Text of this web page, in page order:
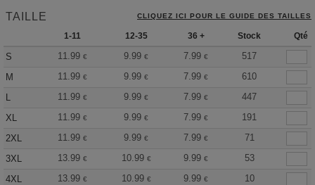
TAILLE CLIQUEZ ICI POUR LE GUIDE DES TAILLES
1-11 12-35 36 + Stock Qté
S 11.99 € 9.99 € 7.99 €
517
M
11.99 € 9.99 € 7.99 €
610
L
11.99 € 9.99 € 7.99 €
447
XL
11.99 € 9.99 € 7.99 €
191
2XL
11.99 € 9.99 € 7.99 €
71
3XL
13.99 € 10.99 € 9.99 €
53
4XL
13.99 € 10.99 € 9.99 €
10